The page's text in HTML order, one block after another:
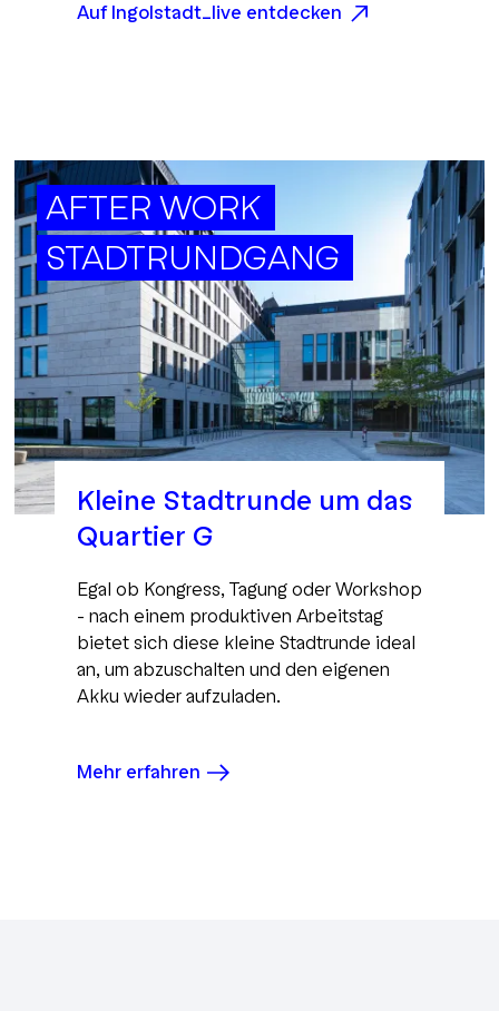
Auf Ingolstadt_live entdecken
AFTER WORK
STADTRUNDGANG
Kleine Stadtrunde um das
Quartier G
Egal ob Kongress, Tagung oder Workshop
- nach einem produktiven Arbeitstag
bietet sich diese kleine Stadtrunde ideal
an, um abzuschalten und den eigenen
Akku wieder aufzuladen.
Mehr erfahren